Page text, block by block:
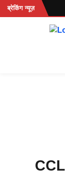
Skip
to
ब्रेकिंग न्यूज़
रहें...